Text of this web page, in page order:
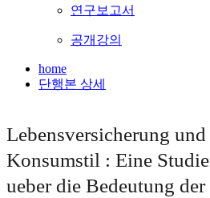
연구보고서
공개강의
home
단행본 상세
Lebensversicherung und
Konsumstil : Eine Studie
ueber die Bedeutung der